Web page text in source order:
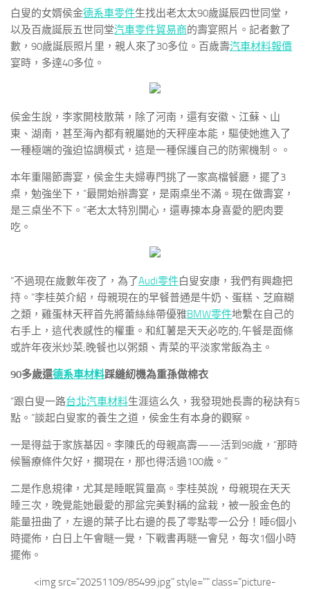
白叟的女婿侯金德系車零件生找出老太太90歲誕辰四世同堂，
以及百歲誕辰五世同堂汽車零件貿易商的壽宴照片。記者數了
數，90歲誕辰照片里，親人來了30多位。百歲壽汽車材料報價
宴時，多達40多位。
侯金生說，李家開枝散葉，除了河南，還有安徽、江蘇、山
東、湖南，甚至海內都有親屬她的天秤座本能，驅使她進入了
一種極端的強迫協調模式，這是一種保護自己的防禦機制。。
本年重陽節壽宴，侯金生夫婦專門挑了一家高檔餐廳，擺了3
桌，勉強坐下，“最開始辦壽宴，是兩桌坐不滿。現在做壽宴，
是三桌坐不下。”老太太特別開心，還專揀本身喜愛的肥肉要
吃。
“不過現在歲數年夜了，為了Audi零件白叟安康，我們有興趣把
持。”李桂英介紹，母親現在的早餐普通是牛奶、蛋糕、芝麻糊
之類，雞蛋林天秤首先將蕾絲絲帶優雅BMW零件地繫在自己的
右手上，這代表感性的權重。和紅薯是天天必吃的;午餐是面條
或許年夜米炒菜;晚餐也以粥類、青菜的平淡家常飯為主。
90多歲還德系車材料踩縫紉機為重孫做棉衣
“跟白叟一路台北汽車材料生涯這么久，我發現她長壽的秘訣有5
點。”談起白叟家的養生之道，侯金生有本身的觀察。
一是得益于家族基因。李陳氏的母親高壽——活到98歲，“那時
候醫療條件欠好，擱現在，那也得活過100歲。”
二是作息規律，尤其是睡眠質量高。李桂英說，母親現在天天
睡三次，晚覺能她最愛的那盆完美對稱的盆栽，被一股金色的
能量扭曲了，左邊的葉子比右邊的長了零點零一公分！睡6個小
時擺佈，白日上午會瞇一覺，下戰書再瞇一會兒，每次1個小時
擺佈。
<img src="20251109/85499.jpg" style="" class="picture-